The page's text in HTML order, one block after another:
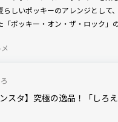
らしいポッキーのアレンジとして
「ポッキー・オン・ザ・ロック」
・オン・ザ・ロック」を試してみ
ンスタ】究極の逸品！「しろ